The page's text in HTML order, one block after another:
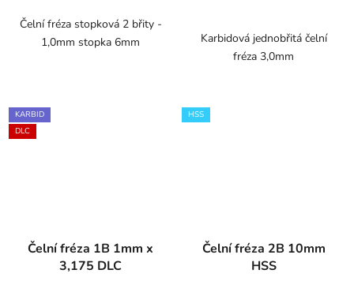
Čelní fréza stopková 2 břity -
1,0mm stopka 6mm
Karbidová jednobřitá čelní
fréza 3,0mm
KARBID
DLC
Čelní fréza 1B 1mm x
3,175 DLC
HSS
Čelní fréza 2B 10mm
HSS